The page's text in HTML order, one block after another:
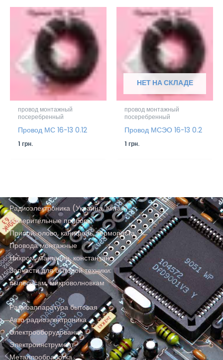
провод монтажный
посеребренный
Провод МС 16-13 0.12
1грн.
НЕТ НА СКЛАДЕ
провод монтажный
посеребренный
Провод МСЭО 16-13 0.2
1грн.
Радиоэлектроника (Украина, Китай)
Измерительные приборы
Припой, олово, канифоль, термопаста
Провода монтажные
Нихром, манганин, константан
Запчасти для бытовой техники:
пылесосам, микроволновкам
Радиоаппаратура бытовая
Авто радиоэлектроника
Электрооборудование
Электроинструмент
Металлообработка